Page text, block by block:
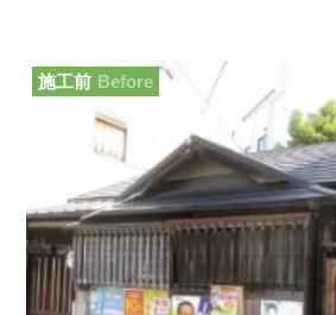
施工前 Before